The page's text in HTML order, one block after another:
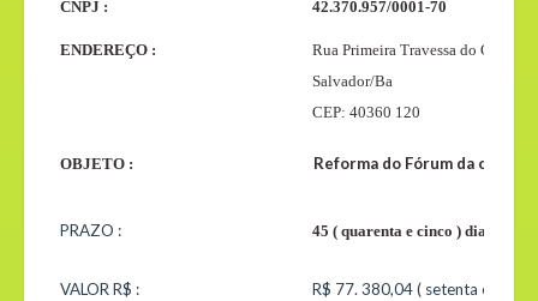
CNPJ : 42.370.957/0001-70
ENDEREÇO :
Rua Primeira Travessa do
Salvador/Ba
CEP: 40360 120
OBJETO : Reforma do Fórum da
PRAZO : 45 ( quarenta e cinco ) dias
VALOR R$ : R$ 77. 380,04 ( setenta e sete